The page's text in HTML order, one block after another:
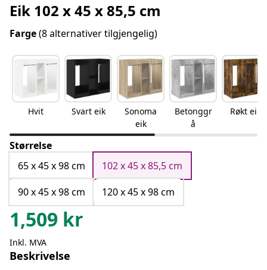
Eik 102 x 45 x 85,5 cm
Farge(8 alternativer tilgjengelig)
Hvit Svart eik
Sonoma
eik
Betonggr
å
Røkt eik
Størrelse
65 x 45 x 98 cm
102 x 45 x 85,5 cm
90 x 45 x 98 cm
120 x 45 x 98 cm
1,509 kr
Inkl. MVA
Beskrivelse